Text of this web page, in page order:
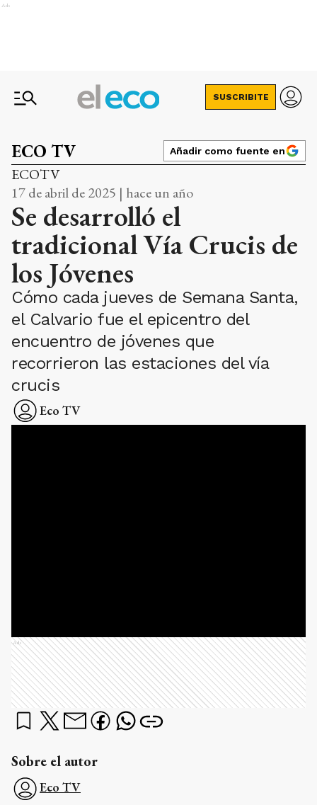
Ads
SUSCRIBITE
ECO TV Añadir como fuente en
ECOTV
17 de abril de 2025 | hace un año
Se desarrolló el
tradicional Vía Crucis de
los Jóvenes
Cómo cada jueves de Semana Santa,
el Calvario fue el epicentro del
encuentro de jóvenes que
recorrieron las estaciones del vía
crucis
Eco TV
Ads
Sobre el autor
Eco TV